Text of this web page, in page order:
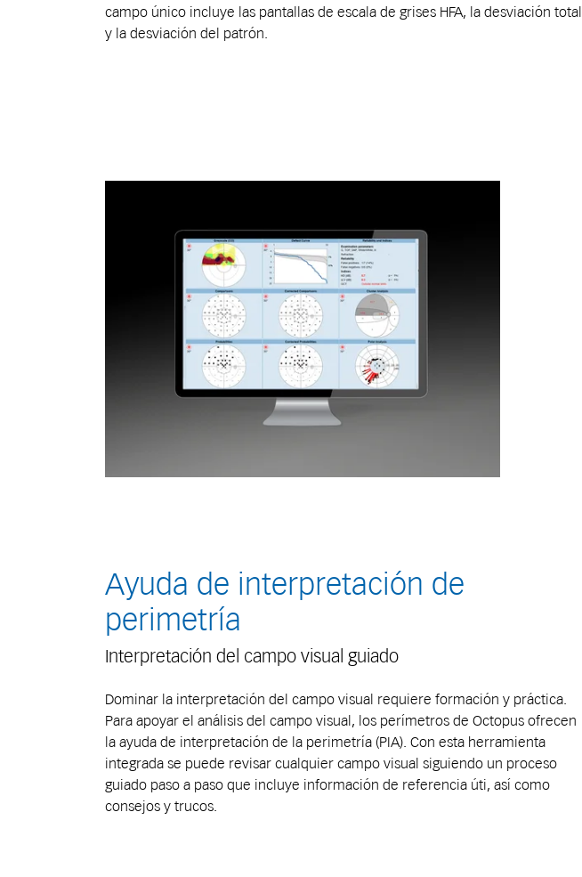
campo único incluye las pantallas de escala de grises HFA, la desviación total
y la desviación del patrón.
Ayuda de interpretación de
perimetría
Interpretación del campo visual guiado
Dominar la interpretación del campo visual requiere formación y práctica.
Para apoyar el análisis del campo visual, los perímetros de Octopus ofrecen
la ayuda de interpretación de la perimetría (PIA). Con esta herramienta
integrada se puede revisar cualquier campo visual siguiendo un proceso
guiado paso a paso que incluye información de referencia úti, así como
consejos y trucos.